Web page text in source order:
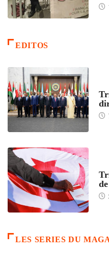
EDITOS
LES SERIES DU